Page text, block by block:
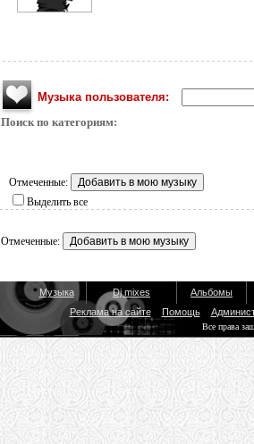
Музыка пользователя:
Поиск по категориям:
Отмеченные:
Выделить все
Отмеченные:
Музыка Dj mixes Альбомы
Реклама на сайте
Помощь
Все права